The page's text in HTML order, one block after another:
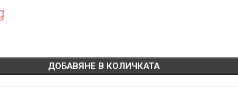
ДОБАВЯНЕ В КОЛИЧКАТА